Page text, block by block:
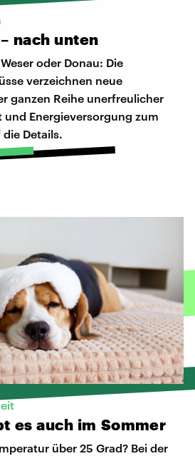
– nach unten
oder Donau: Die
verzeichnen neue
ganzen Reihe unerfreulicher
Energieversorgung zum
die Details.
es auch im Sommer
über 25 Grad? Bei der